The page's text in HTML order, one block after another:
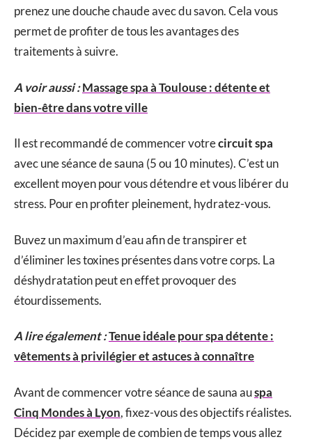
prenez une douche chaude avec du savon. Cela vous
permet de profiter de tous les avantages des
traitements à suivre.
A voir aussi :Massage spa à Toulouse : détente et
bien-être dans votre ville
Il est recommandé de commencer votrecircuit spa
avec une séance de sauna (5 ou 10 minutes). C’est un
excellent moyen pour vous détendre et vous libérer du
stress. Pour en profiter pleinement, hydratez-vous.
Buvez un maximum d’eau afin de transpirer et
d’éliminer les toxines présentes dans votre corps. La
déshydratation peut en effet provoquer des
étourdissements.
A lire également :Tenue idéale pour spa détente :
vêtements à privilégier et astuces à connaître
Avant de commencer votre séance de sauna auspa
Cinq Mondes à Lyon, fixez-vous des objectifs réalistes.
Décidez par exemple de combien de temps vous allez